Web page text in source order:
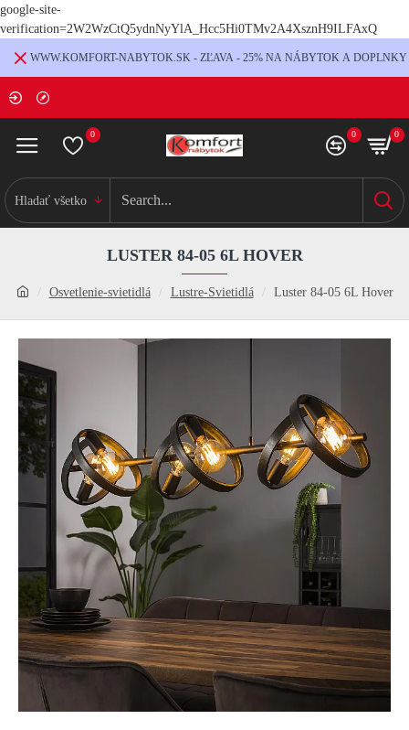
google-site-
verification=2W2WzCtQ5ydnNyYlA_Hcc5Hi0TMv2A4XsznH9ILFAxQ
WWW.KOMFORT-NABYTOK.SK - ZĽAVA - 25% NA NÁBYTOK A DOPLNKY
0 0 0
Hladať všetko
Osvetlenie-svietidlá Lustre-Svietidlá Luster 84-05 6L Hover
LUSTER 84-05 6L HOVER